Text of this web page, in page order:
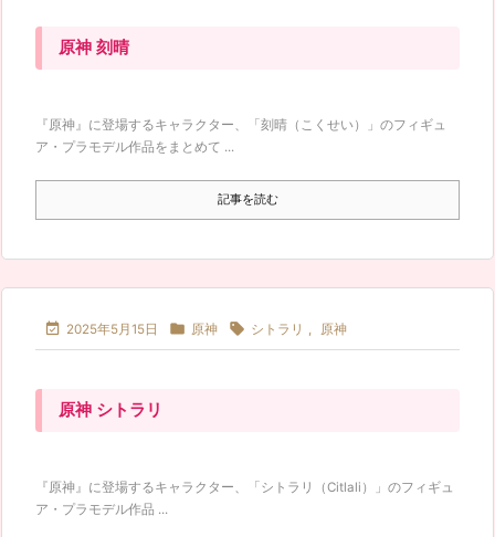
原神 刻晴
『原神』に登場するキャラクター、「刻晴（こくせい）」のフィギュ
ア・プラモデル作品をまとめて ...
記事を読む
 2025年5月15日  原神  シトラリ , 原神
原神 シトラリ
『原神』に登場するキャラクター、「シトラリ（Citlali）」のフィギュ
ア・プラモデル作品 ...